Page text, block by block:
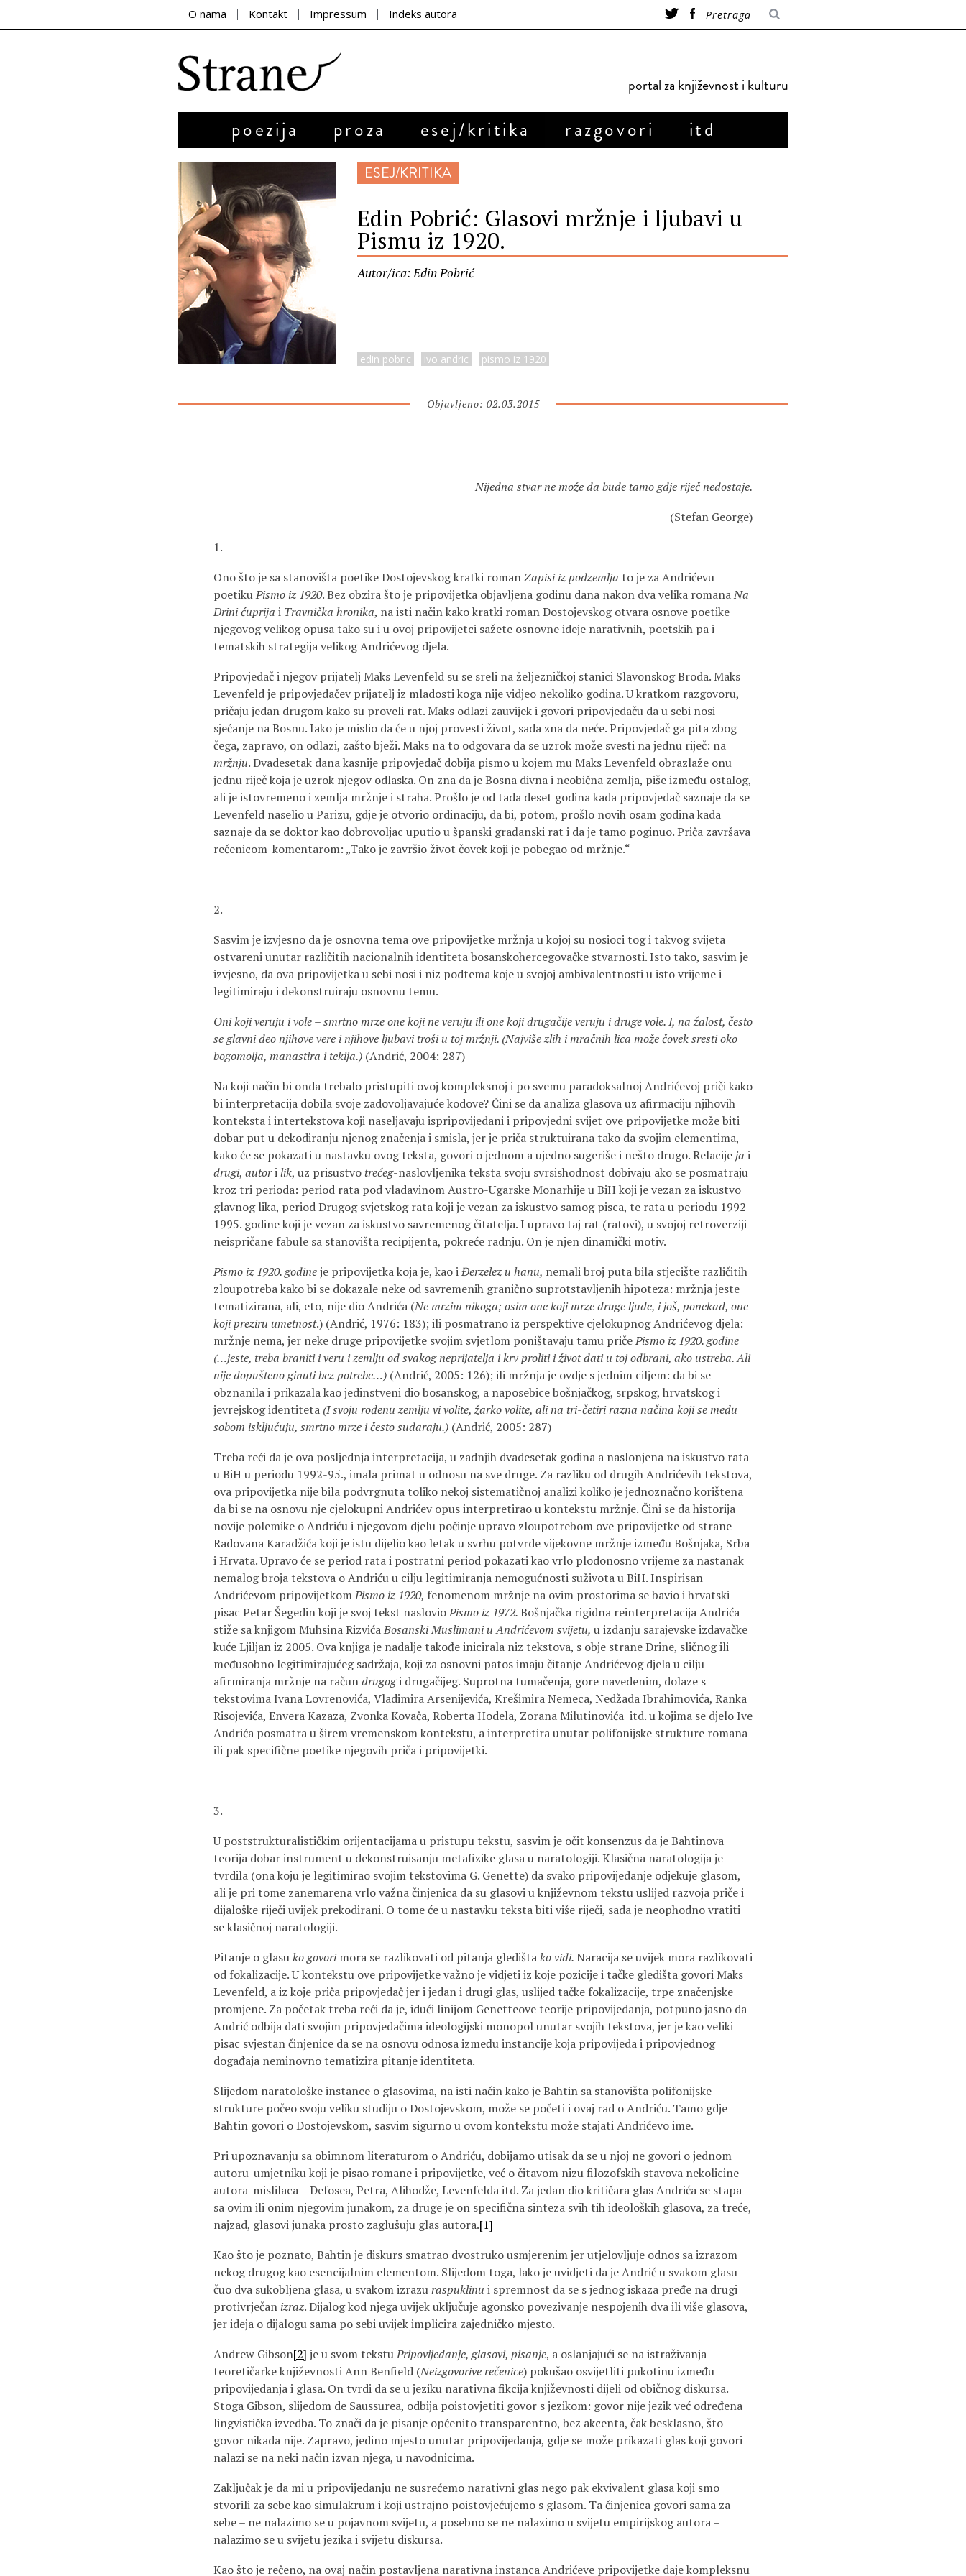
O nama Kontakt Impressum Indeks autora
portal za književnost i kulturu
poezija proza esej/kritika razgovori itd
ESEJ/KRITIKA
Edin Pobrić: Glasovi mržnje i ljubavi u
Pismu iz 1920.
Autor/ica: Edin Pobrić
edin pobric ivo andric pismo iz 1920
Objavljeno: 02.03.2015
Nijedna stvar ne može da bude tamo gdje riječ nedostaje.
(Stefan George)
1.
Ono što je sa stanovišta poetike Dostojevskog kratki romanZapisi iz podzemlja to je za Andrićevu
poetikuPismo iz 1920. Bez obzira što je pripovijetka objavljena godinu dana nakon dva velika romanaNa
Drini ćuprija i Travnička hronika, na isti način kako kratki roman Dostojevskog otvara osnove poetike
njegovog velikog opusa tako su i u ovoj pripovijetci sažete osnovne ideje narativnih, poetskih pa i
tematskih strategija velikog Andrićevog djela.
Pripovjedač i njegov prijatelj Maks Levenfeld su se sreli na željezničkoj stanici Slavonskog Broda. Maks
Levenfeld je pripovjedačev prijatelj iz mladosti koga nije vidjeo nekoliko godina. U kratkom razgovoru,
pričaju jedan drugom kako su proveli rat. Maks odlazi zauvijek i govori pripovjedaču da u sebi nosi
sjećanje na Bosnu. Iako je mislio da će u njoj provesti život, sada zna da neće. Pripovjedač ga pita zbog
čega, zapravo, on odlazi, zašto bježi. Maks na to odgovara da se uzrok može svesti na jednu riječ: na
mržnju. Dvadesetak dana kasnije pripovjedač dobija pismo u kojem mu Maks Levenfeld obrazlaže onu
jednu riječ koja je uzrok njegov odlaska. On zna da je Bosna divna i neobična zemlja, piše između ostalog,
ali je istovremeno i zemlja mržnje i straha. Prošlo je od tada deset godina kada pripovjedač saznaje da se
Levenfeld naselio u Parizu, gdje je otvorio ordinaciju, da bi, potom, prošlo novih osam godina kada
saznaje da se doktor kao dobrovoljac uputio u španski građanski rat i da je tamo poginuo. Priča završava
rečenicom-komentarom: „Tako je završio život čovek koji je pobegao od mržnje.“
2.
Sasvim je izvjesno da je osnovna tema ove pripovijetke mržnja u kojoj su nosioci tog i takvog svijeta
ostvareni unutar različitih nacionalnih identiteta bosanskohercegovačke stvarnosti. Isto tako, sasvim je
izvjesno, da ova pripovijetka u sebi nosi i niz podtema koje u svojoj ambivalentnosti u isto vrijeme i
legitimiraju i dekonstruiraju osnovnu temu.
Oni koji veruju i vole – smrtno mrze one koji ne veruju ili one koji drugačije veruju i druge vole. I, na žalost, često
se glavni deo njihove vere i njihove ljubavi troši u toj mržnji. (Najviše zlih i mračnih lica može čovek sresti oko
bogomolja, manastira i tekija.) (Andrić, 2004: 287)
Na koji način bi onda trebalo pristupiti ovoj kompleksnoj i po svemu paradoksalnoj Andrićevoj priči kako
bi interpretacija dobila svoje zadovoljavajuće kodove? Čini se da analiza glasova uz afirmaciju njihovih
konteksta i intertekstova koji naseljavaju ispripovijedani i pripovjedni svijet ove pripovijetke može biti
dobar put u dekodiranju njenog značenja i smisla, jer je priča struktuirana tako da svojim elementima,
kako će se pokazati u nastavku ovog teksta, govori o jednom a ujedno sugeriše i nešto drugo. Relacijeja i
drugi, autorilik, uz prisustvo trećeg-naslovljenika teksta svoju svrsishodnost dobivaju ako se posmatraju
kroz tri perioda: period rata pod vladavinom Austro-Ugarske Monarhije u BiH koji je vezan za iskustvo
glavnog lika, period Drugog svjetskog rata koji je vezan za iskustvo samog pisca, te rata u periodu 1992-
1995. godine koji je vezan za iskustvo savremenog čitatelja. I upravo taj rat (ratovi), u svojoj retroverziji
neispričane fabule sa stanovišta recipijenta, pokreće radnju. On je njen dinamički motiv.
Pismo iz 1920. godineje pripovijetka koja je, kao iĐerzelez u hanu, nemali broj puta bila stjecište različitih
zloupotreba kako bi se dokazale neke od savremenih granično suprotstavljenih hipoteza: mržnja jeste
tematizirana, ali, eto, nije dio Andrića (Ne mrzim nikoga; osim one koji mrze druge ljude, i još, ponekad, one
koji preziru umetnost.) (Andrić, 1976: 183); ili posmatrano iz perspektive cjelokupnog Andrićevog djela:
mržnje nema, jer neke druge pripovijetke svojim svjetlom poništavaju tamu pričePismo iz 1920. godine
(…jeste, treba braniti i veru i zemlju od svakog neprijatelja i krv proliti i život dati u toj odbrani, ako ustreba. Ali
nije dopušteno ginuti bez potrebe…) (Andrić, 2005: 126); ili mržnja je ovdje s jednim ciljem: da bi se
obznanila i prikazala kao jedinstveni dio bosanskog, a naposebice bošnjačkog, srpskog, hrvatskog i
jevrejskog identiteta (I svoju rođenu zemlju vi volite, žarko volite, ali na tri-četiri razna načina koji se među
sobom isključuju, smrtno mrze i često sudaraju.) (Andrić, 2005: 287)
Treba reći da je ova posljednja interpretacija, u zadnjih dvadesetak godina a naslonjena na iskustvo rata
u BiH u periodu 1992-95., imala primat u odnosu na sve druge. Za razliku od drugih Andrićevih tekstova,
ova pripovijetka nije bila podvrgnuta toliko nekoj sistematičnoj analizi koliko je jednoznačno korištena
da bi se na osnovu nje cjelokupni Andrićev opus interpretirao u kontekstu mržnje. Čini se da historija
novije polemike o Andriću i njegovom djelu počinje upravo zloupotrebom ove pripovijetke od strane
Radovana Karadžića koji je istu dijelio kao letak u svrhu potvrde vijekovne mržnje između Bošnjaka, Srba
i Hrvata. Upravo će se period rata i postratni period pokazati kao vrlo plodonosno vrijeme za nastanak
nemalog broja tekstova o Andriću u cilju legitimiranja nemogućnosti suživota u BiH. Inspirisan
Andrićevom pripovijetkomPismo iz 1920, fenomenom mržnje na ovim prostorima se bavio i hrvatski
pisac Petar Šegedin koji je svoj tekst naslovioPismo iz 1972.Bošnjačka rigidna reinterpretacija Andrića
stiže sa knjigom Muhsina RizvićaBosanski Muslimani u Andrićevom svijetu, u izdanju sarajevske izdavačke
kuće Ljiljan iz 2005. Ova knjiga je nadalje takođe inicirala niz tekstova, s obje strane Drine, sličnog ili
međusobno legitimirajućeg sadržaja, koji za osnovni patos imaju čitanje Andrićevog djela u cilju
afirmiranja mržnje na račundrugogi drugačijeg. Suprotna tumačenja, gore navedenim, dolaze s
tekstovima Ivana Lovrenovića, Vladimira Arsenijevića, Krešimira Nemeca, Nedžada Ibrahimovića, Ranka
Risojevića, Envera Kazaza, Zvonka Kovača, Roberta Hodela, Zorana Milutinovića itd. u kojima se djelo Ive
Andrića posmatra u širem vremenskom kontekstu, a interpretira unutar polifonijske strukture romana
ili pak specifične poetike njegovih priča i pripovijetki.
3.
U poststrukturalističkim orijentacijama u pristupu tekstu, sasvim je očit konsenzus da je Bahtinova
teorija dobar instrument u dekonstruisanju metafizike glasa u naratologiji. Klasična naratologija je
tvrdila (ona koju je legitimirao svojim tekstovima G. Genette) da svako pripovijedanje odjekuje glasom,
ali je pri tome zanemarena vrlo važna činjenica da su glasovi u književnom tekstu uslijed razvoja priče i
dijaloške riječi uvijek prekodirani. O tome će u nastavku teksta biti više riječi, sada je neophodno vratiti
se klasičnoj naratologiji.
Pitanje o glasuko govorimora se razlikovati od pitanja gledištako vidi.Naracija se uvijek mora razlikovati
od fokalizacije. U kontekstu ove pripovijetke važno je vidjeti iz koje pozicije i tačke gledišta govori Maks
Levenfeld, a iz koje priča pripovjedač jer i jedan i drugi glas, uslijed tačke fokalizacije, trpe značenjske
promjene. Za početak treba reći da je, idući linijom Genetteove teorije pripovijedanja, potpuno jasno da
Andrić odbija dati svojim pripovjedačima ideologijski monopol unutar svojih tekstova, jer je kao veliki
pisac svjestan činjenice da se na osnovu odnosa između instancije koja pripovijeda i pripovjednog
događaja neminovno tematizira pitanje identiteta.
Slijedom naratološke instance o glasovima, na isti način kako je Bahtin sa stanovišta polifonijske
strukture počeo svoju veliku studiju o Dostojevskom, može se početi i ovaj rad o Andriću. Tamo gdje
Bahtin govori o Dostojevskom, sasvim sigurno u ovom kontekstu može stajati Andrićevo ime.
Pri upoznavanju sa obimnom literaturom o Andriću, dobijamo utisak da se u njoj ne govori o jednom
autoru-umjetniku koji je pisao romane i pripovijetke, već o čitavom nizu filozofskih stavova nekolicine
autora-mislilaca – Defosea, Petra, Alihodže, Levenfelda itd. Za jedan dio kritičara glas Andrića se stapa
sa ovim ili onim njegovim junakom, za druge je on specifična sinteza svih tih ideoloških glasova, za treće,
najzad, glasovi junaka prosto zaglušuju glas autora.[1]
Kao što je poznato, Bahtin je diskurs smatrao dvostruko usmjerenim jer utjelovljuje odnos sa izrazom
nekog drugog kao esencijalnim elementom. Slijedom toga, lako je uvidjeti da je Andrić u svakom glasu
čuo dva sukobljena glasa, u svakom izrazuraspuklinu i spremnost da se s jednog iskaza pređe na drugi
protivrječan izraz. Dijalog kod njega uvijek uključuje agonsko povezivanje nespojenih dva ili više glasova,
jer ideja o dijalogu sama po sebi uvijek implicira zajedničko mjesto.
Andrew Gibson[2] je u svom tekstuPripovijedanje, glasovi, pisanje, a oslanjajući se na istraživanja
teoretičarke književnosti Ann Benfield (Neizgovorive rečenice) pokušao osvijetliti pukotinu između
pripovijedanja i glasa. On tvrdi da se u jeziku narativna fikcija književnosti dijeli od običnog diskursa.
Stoga Gibson, slijedom de Saussurea, odbija poistovjetiti govor s jezikom: govor nije jezik već određena
lingvistička izvedba. To znači da je pisanje općenito transparentno, bez akcenta, čak besklasno, što
govor nikada nije. Zapravo, jedino mjesto unutar pripovijedanja, gdje se može prikazati glas koji govori
nalazi se na neki način izvan njega, u navodnicima.
Zaključak je da mi u pripovijedanju ne susrećemo narativni glas nego pak ekvivalent glasa koji smo
stvorili za sebe kao simulakrum i koji ustrajno poistovjećujemo s glasom. Ta činjenica govori sama za
sebe – ne nalazimo se u pojavnom svijetu, a posebno se ne nalazimo u svijetu empirijskog autora –
nalazimo se u svijetu jezika i svijetu diskursa.
Kao što je rečeno, na ovaj način postavljena narativna instanca Andrićeve pripovijetke daje kompleksnu